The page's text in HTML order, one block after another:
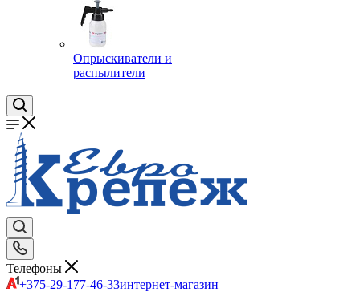
Опрыскиватели и
распылители
Телефоны
+375-29-177-46-33интернет-магазин